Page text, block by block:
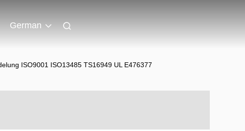
German
ISO9001 ISO13485 TS16949 UL E476377